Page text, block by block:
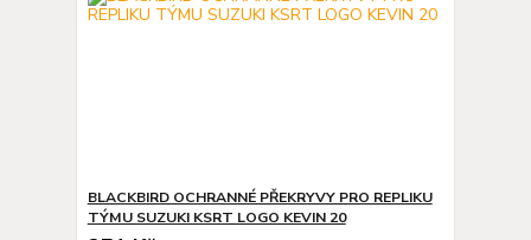
BLACKBIRD OCHRANNÉ PŘEKRYVY PRO REPLIKU
TÝMU SUZUKI KSRT LOGO KEVIN 20